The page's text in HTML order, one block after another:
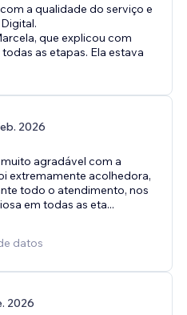
a qualidade do serviço e
que explicou com
as etapas. Ela estava
2026
agradável com a
extremamente acolhedora,
todo o atendimento, nos
em todas as eta...
datos
2026